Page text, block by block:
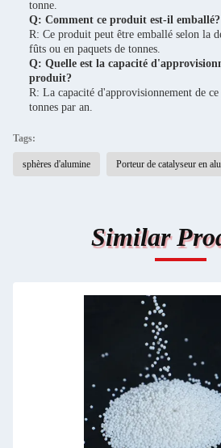
tonne.
Q: Comment ce produit est-il emballé?
R: Ce produit peut être emballé selon la
fûts ou en paquets de tonnes.
Q: Quelle est la capacité
produit?
R: La capacité d'approvisionnement de
tonnes par an.
Tags:
sphères d'alumine Porteur de catalyseur en
Similar